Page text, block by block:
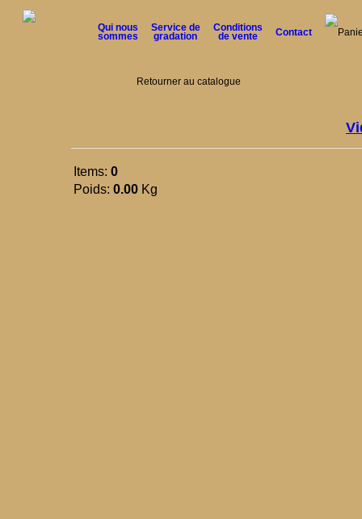
Qui nous
sommes
Service de
gradation
Conditions
de vente Contact
Retourner au catalogue
Items: 0
Poids: 0.00 Kg